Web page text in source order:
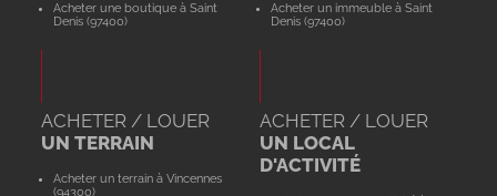
Acheter une boutique à Saint
Denis (97400)
Acheter un immeuble à Saint
Denis (97400)
ACHETER / LOUER
UN TERRAIN
Acheter un terrain à Vincennes
(94300)
ACHETER / LOUER
UN LOCAL
D'ACTIVITÉ